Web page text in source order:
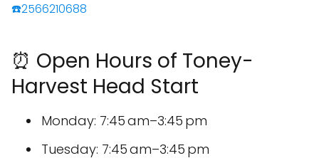
☎️2566210688
⏰ Open Hours of Toney-
Harvest Head Start
Monday: 7:45 am–3:45 pm
Tuesday: 7:45 am–3:45 pm